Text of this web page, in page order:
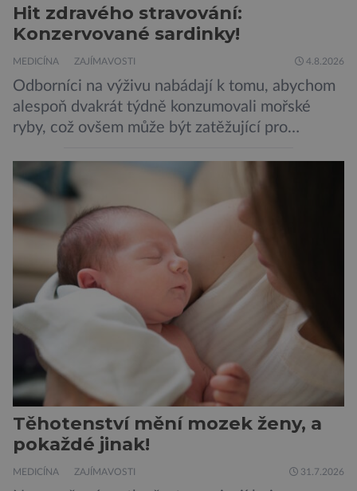
Hit zdravého stravování:
Konzervované sardinky!
MEDICÍNA ZAJÍMAVOSTI 4.8.2026
Odborníci na výživu nabádají k tomu, abychom
alespoň dvakrát týdně konzumovali mořské
ryby, což ovšem může být zatěžující pro
doporučení se nyní staly konzervované
sardinky, které si může dovolit opravdu každý
„Místo toho, aby poskytovaly izolované
mononutrienty, jsou rybí konzervy kompletní
potravinou,“ říká nutriční specialista Colin
Robertson a zdůrazňuje […]
Těhotenství mění mozek ženy, a
pokaždé jinak!
MEDICÍNA ZAJÍMAVOSTI 31.7.2026